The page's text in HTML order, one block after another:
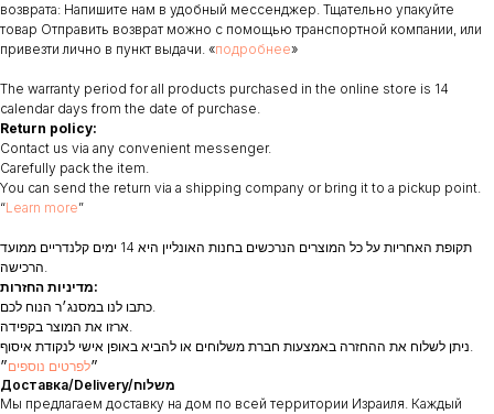
возврата: Напишите нам в удобный мессенджер. Тщательно упакуйте
товар Отправить возврат можно с помощью транспортной компании, или
привезти лично в пункт выдачи. «подробнее»
The warranty period for all products purchased in the online store is 14
calendar days from the date of purchase.
Return policy:
Contact us via any convenient messenger.
Carefully pack the item.
You can send the return via a shipping company or bring it to a pickup point.
“Learn more”
תקופת האחריות על כל המוצרים הנרכשים בחנות האונליין היא 14 ימים קלנדריים ממועד
הרכישה.
מדיניות החזרות:
כתבו לנו במסנג׳ר הנוח לכם.
ארזו את המוצר בקפידה.
ניתן לשלוח את ההחזרה באמצעות חברת משלוחים או להביא באופן אישי לנקודת איסוף.
״לפרטים נוספים״
Доставка/Delivery/משלוח
Мы предлагаем доставку на дом по всей территории Израиля. Каждый